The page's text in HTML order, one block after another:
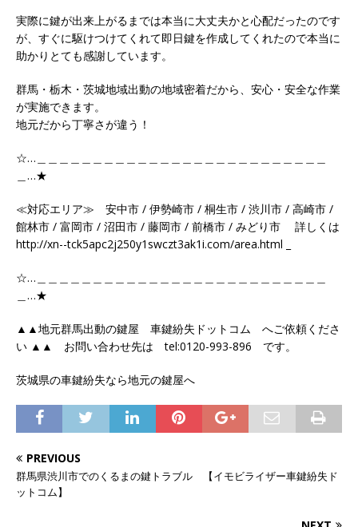
実際に鍵が出来上がるまでは本当に大丈夫かと心配だったのです
が、すぐに駆けつけてくれて即日鍵を作成してくれたので本当に
助かりとても感謝しています。
群馬・栃木・茨城地域出動の地域密着だから、安心・安全な作業
が実施できます。
地元だから丁寧さが違う！
☆…＿＿＿＿＿＿＿＿＿＿＿＿＿＿＿＿＿＿＿＿＿＿＿＿＿＿
＿…★
≪対応エリア≫ 安中市 / 伊勢崎市 / 桐生市 / 渋川市 / 高崎市 /
館林市 / 富岡市 / 沼田市 / 藤岡市 / 前橋市 / みどり市 詳しくは
http://xn--tck5apc2j250y1swczt3ak1i.com/area.html _
☆…＿＿＿＿＿＿＿＿＿＿＿＿＿＿＿＿＿＿＿＿＿＿＿＿＿＿
＿…★
▲▲地元群馬出動の鍵屋 車鍵紛失ドットコム へご依頼くださ
い ▲▲ お問い合わせ先は tel:0120-993-896 です。
茨城県の車鍵紛失なら地元の鍵屋へ
PREVIOUS
群馬県渋川市でのくるまの鍵トラブル 【イモビライザー車鍵紛失ド
ットコム】